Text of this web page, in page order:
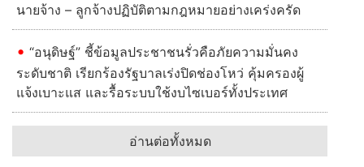
นายจ้าง – ลูกจ้างปฏิบัติตามกฎหมายอย่างเคร่งครัด
“อนุดิษฐ์” ชี้ข้อมูลประชาชนรั่วคือภัยความมั่นคง
ระดับชาติ เรียกร้องรัฐบาลเร่งปิดช่องโหว่ คุ้มครองผู้
แจ้งเบาะแส และรื้อระบบใช้งบไซเบอร์ทั้งประเทศ
อ่านต่อทั้งหมด